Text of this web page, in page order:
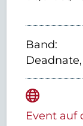
Band:
Event auf